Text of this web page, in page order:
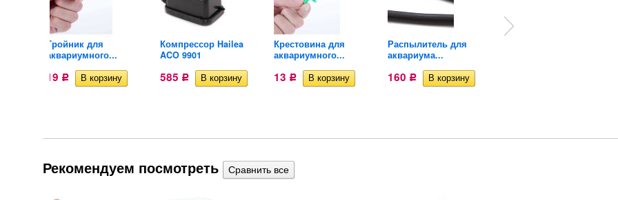
Тройник для
аквариумного...
19 Р
Компрессор Hailea
ACO 9901
585 Р
Крестовина для
аквариумного...
13 Р
Распылитель для
аквариума...
160 Р
Рекомендуем посмотреть